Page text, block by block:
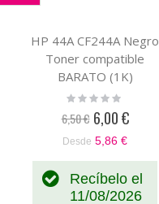
HP 44A CF244A Negro
Toner compatible
BARATO (1K)
Rating:
6,50 € Precio
especial
6,00 €
Desde 5,86 €
Recíbelo el
11/08/2026
Comprar